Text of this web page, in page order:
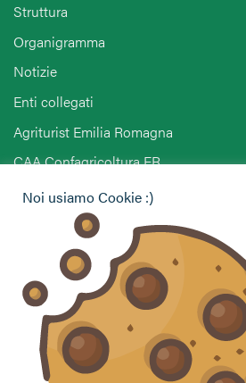
Struttura
Organigramma
Notizie
Enti collegati
Agriturist Emilia Romagna
CAA Confagricoltura ER
Hai bisogno di informazioni?
Vuoi contattarci per ricevere
commento o chiedere informazioni?
CONTATTACI
Noi usiamo Cookie :)